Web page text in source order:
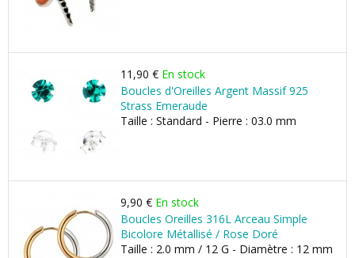
11,90 € En stock
Boucles d'Oreilles Argent Massif 925
Strass Emeraude
Taille : Standard - Pierre : 03.0 mm
9,90 € En stock
Boucles Oreilles 316L Arceau Simple
Bicolore Métallisé / Rose Doré
Taille : 2.0 mm / 12 G - Diamètre : 12 mm